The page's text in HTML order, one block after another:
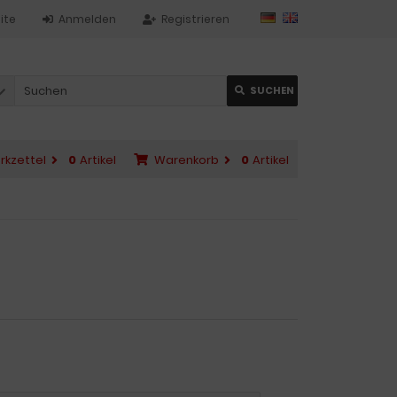
Registrieren
Anmelden
SUCHEN
Warenkorb 0 Artikel
0 Artikel